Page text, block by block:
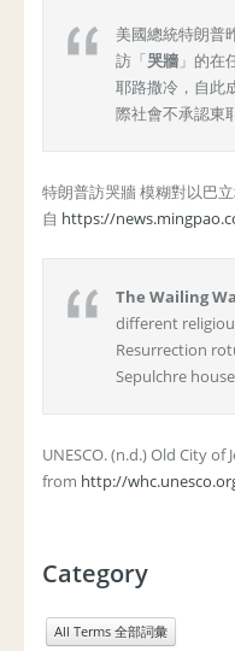
美國總統特朗普
訪「哭牆 」的在
耶路撒冷，自此
際社會不承認東
特朗普訪哭牆 模糊對以巴立
自 https://
The Wailing
different
Resurrection
Sepulchre
UNESCO. (n.d.) Old City
from http://
Category
All Terms 全部詞彙